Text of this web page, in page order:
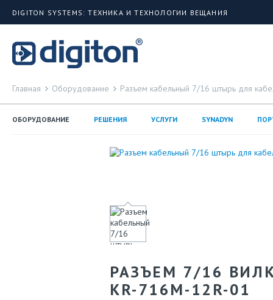
DIGITON SYSTEMS: ТЕХНИКА И ТЕХНОЛОГИИ ВЕЩАНИЯ
Главная Оборудование Разъем кабельный 7/16 штырь для
ОБОРУДОВАНИЕ РЕШЕНИЯ УСЛУГИ SYNADYN
РАЗЪЕМ 7/16
KR-716M-12R-01